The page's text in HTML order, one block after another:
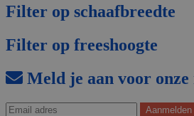
Filter op schaafbreedte
Filter op freeshoogte
Meld je aan voor